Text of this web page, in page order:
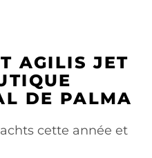
AGILIS JET
DE PALMA
cette année et